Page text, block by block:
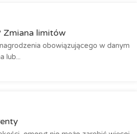
Zmiana limitów
obowiązującego w danym
lub...